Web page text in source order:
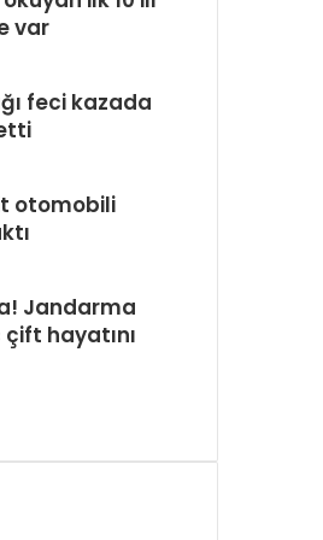
var
feci kazada
otomobili
Jandarma
hayatını